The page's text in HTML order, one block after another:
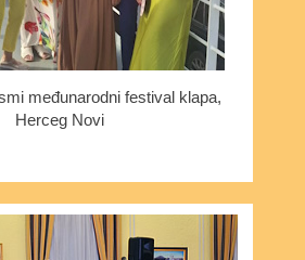
međunarodni festival klapa,
Herceg Novi